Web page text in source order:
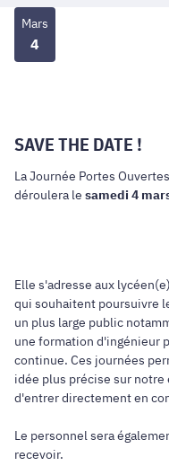
Mars
4
SAVE THE DATE !
La Journée Portes
déroulera le samedi 4
Elle s'adresse aux
qui souhaitent poursuivre
un plus large public
une formation d'ingénieur
continue. Ces journées
idée plus précise sur
d'entrer directement en
Le personnel sera
recevoir.